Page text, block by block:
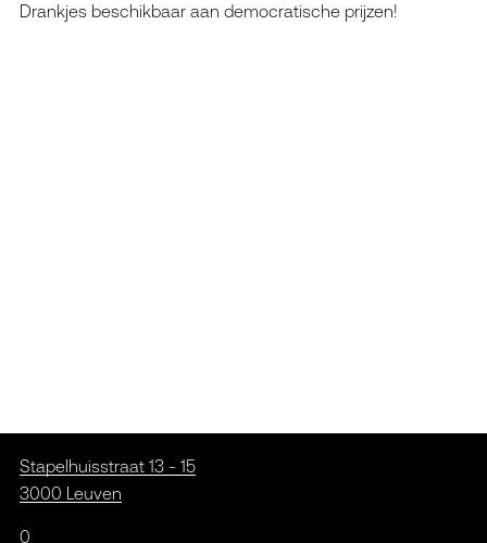
Drankjes beschikbaar aan democratische prijzen!
Stapelhuisstraat 13 - 15
3000 Leuven
0